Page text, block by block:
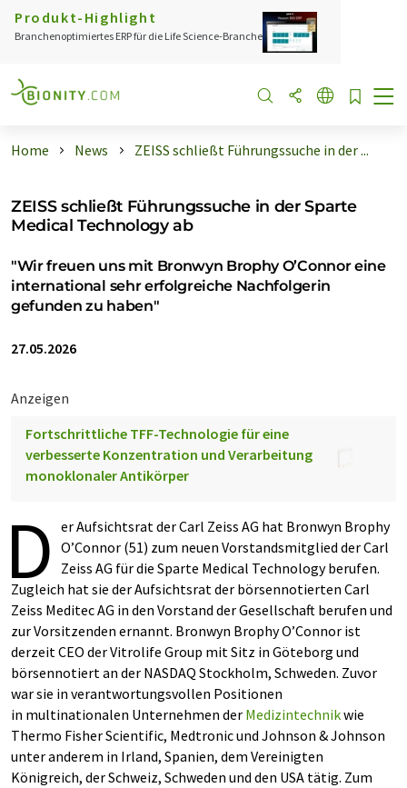
Produkt-Highlight
Branchenoptimiertes ERP für die Life Science-Branche
Home News ZEISS schließt Führungssuche in der ...
ZEISS schließt Führungssuche in der Sparte
Medical Technology ab
"Wir freuen uns mit Bronwyn Brophy O’Connor eine
international sehr erfolgreiche Nachfolgerin
gefunden zu haben"
27.05.2026
Anzeigen
Fortschrittliche TFF-Technologie für eine
verbesserte Konzentration und Verarbeitung
monoklonaler Antikörper
D er Aufsichtsrat der Carl Zeiss AG hat Bronwyn Brophy
O’Connor (51) zum neuen Vorstandsmitglied der Carl
Zeiss AG für die Sparte Medical Technology berufen.
Zugleich hat sie der Aufsichtsrat der börsennotierten Carl
Zeiss Meditec AG in den Vorstand der Gesellschaft berufen und
zur Vorsitzenden ernannt. Bronwyn Brophy O’Connor ist
derzeit CEO der Vitrolife Group mit Sitz in Göteborg und
börsennotiert an der NASDAQ Stockholm, Schweden. Zuvor
war sie in verantwortungsvollen Positionen
in multinationalen Unternehmen der Medizintechnikwie
Thermo Fisher Scientific, Medtronic und Johnson & Johnson
unter anderem in Irland, Spanien, dem Vereinigten
Königreich, der Schweiz, Schweden und den USA tätig. Zum